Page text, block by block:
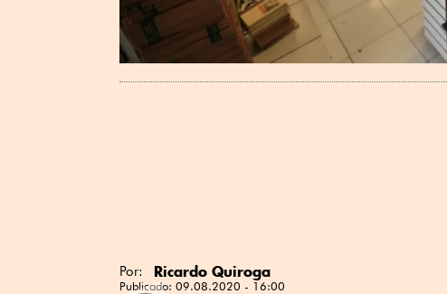
Por: Ricardo Quiroga
Publicado: 09.08.2020 - 16:00